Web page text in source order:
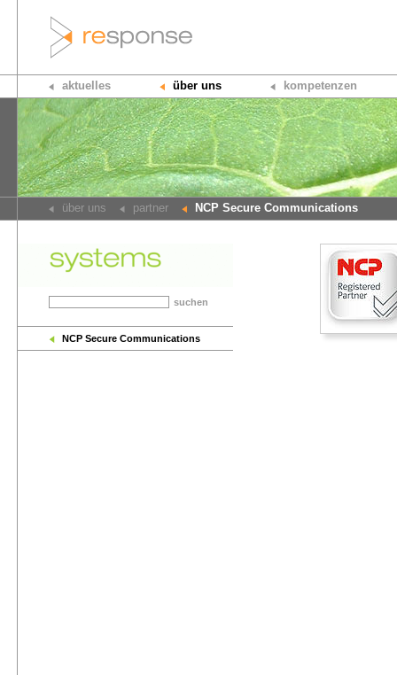
aktuelles über uns kompetenzen
über uns partner NCP Secure Communications
suchen
NCP Secure Communications